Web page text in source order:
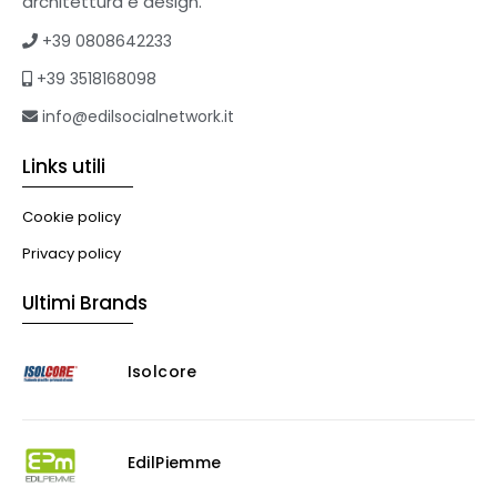
eBook
Formazione professionale
Illuminazione
Murature
Risanamento E Restauro
Consolidanti
+39 0808642233
+39 3518168098
info@edilsocialnetwork.it
Links utili
Cookie policy
Privacy policy
Ultimi Brands
Isolcore
EdilPiemme